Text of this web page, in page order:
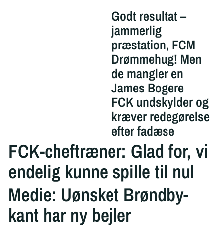
Godt resultat –
jammerlig
præstation, FCM
Drømmehug! Men
de mangler en
James Bogere
FCK undskylder og
kræver redegørelse
efter fadæse
FCK-cheftræner: Glad for, vi
endelig kunne spille til nul
Medie: Uønsket Brøndby-
kant har ny bejler